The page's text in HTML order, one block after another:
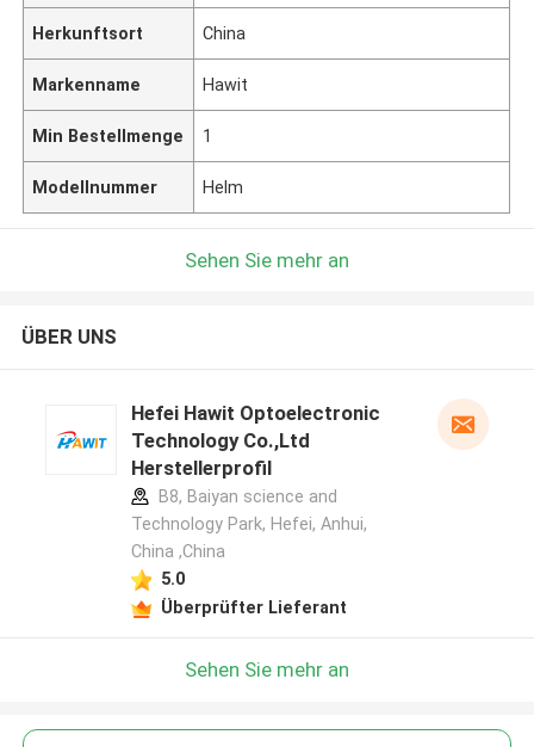
Herkunftsort China
Markenname Hawit
Min Bestellmenge 1
Modellnummer Helm
Sehen Sie mehr an
ÜBER UNS
Hefei Hawit Optoelectronic
Technology Co.,Ltd
Herstellerprofil
B8, Baiyan science and
Technology Park, Hefei, Anhui,
China ,China
5.0
Überprüfter Lieferant
Sehen Sie mehr an